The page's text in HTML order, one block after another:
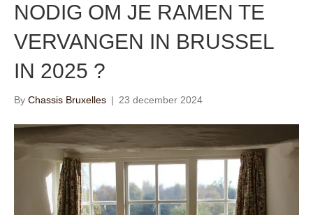
NODIG OM JE RAMEN TE
VERVANGEN IN BRUSSEL
IN 2025 ?
By Chassis Bruxelles | 23 december 2024